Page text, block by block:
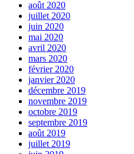
août 2020
juillet 2020
juin 2020
mai 2020
avril 2020
mars 2020
février 2020
janvier 2020
décembre 2019
novembre 2019
octobre 2019
septembre 2019
août 2019
juillet 2019